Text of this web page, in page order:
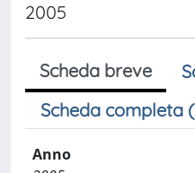
2005
Scheda breve
Scheda completa
Anno